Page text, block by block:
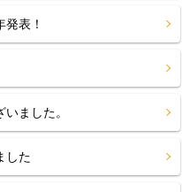
表！
ました。
した